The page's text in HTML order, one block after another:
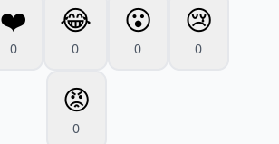
❤️
0
😂
0
😮
0
😢
0
😡
0